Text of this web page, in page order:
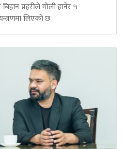
बिहान प्रहरीले गोली हानेर ५
लिएको छ